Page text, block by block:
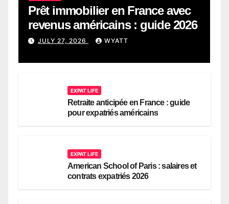
Prêt immobilier en France avec
revenus américains : guide 2026
JULY 27, 2026 WYATT
EXPAT LIFE
Retraite anticipée en France : guide
pour expatriés américains
EXPAT LIFE
American School of Paris : salaires et
contrats expatriés 2026